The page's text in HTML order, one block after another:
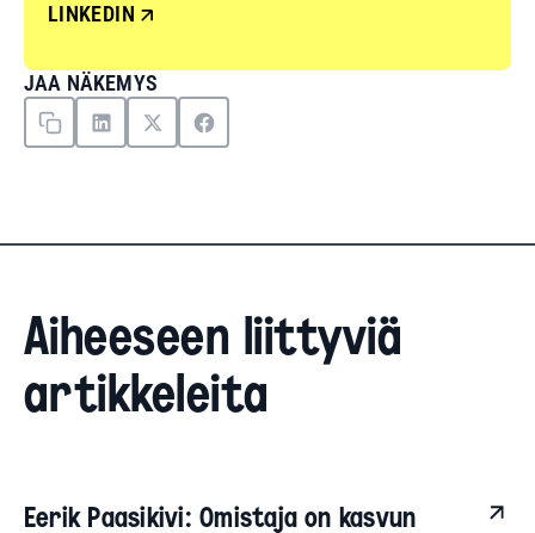
LINKEDIN
JAA NÄKEMYS
Aiheeseen liittyviä
artikkeleita
Eerik Paasikivi: Omistaja on kasvun